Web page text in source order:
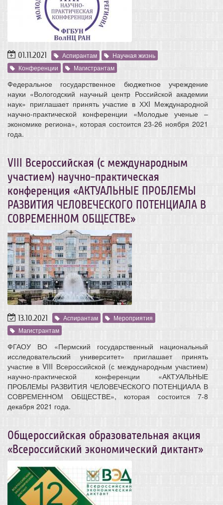
01.11.2021 Аспирантам
Научная жизнь
Конференции
Магистрантам
Федеральное государственное бюджетное учреждение
науки «Вологодский научный центр Российской академии
наук» приглашает принять участие в ХХI Международной
научно-практической конференции «Молодые ученые –
экономике региона», которая состоится 23-26 ноября 2021
года.
VIII Всероссийская (с международным
участием) научно-практическая
конференция «АКТУАЛЬНЫЕ ПРОБЛЕМЫ
РАЗВИТИЯ ЧЕЛОВЕЧЕСКОГО ПОТЕНЦИАЛА В
СОВРЕМЕННОМ ОБЩЕСТВЕ»
13.10.2021 Аспирантам
Мероприятия
Магистрантам
ФГАОУ ВО «Пермский государственный национальный
исследовательский университет» приглашает принять
участие в VIII Всероссийской (с международным участием)
научно-практической конференции «АКТУАЛЬНЫЕ
ПРОБЛЕМЫ РАЗВИТИЯ ЧЕЛОВЕЧЕСКОГО ПОТЕНЦИАЛА В
СОВРЕМЕННОМ ОБЩЕСТВЕ», которая состоится 7-8
декабря 2021 года.
Общероссийская образовательная акция
«Всероссийский экономический диктант»